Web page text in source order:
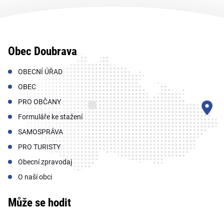
Obec Doubrava
OBECNÍ ÚŘAD
OBEC
PRO OBČANY
Formuláře ke stažení
SAMOSPRÁVA
PRO TURISTY
Obecní zpravodaj
O naší obci
Může se hodit